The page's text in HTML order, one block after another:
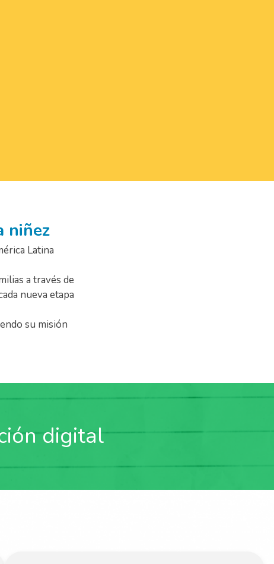
niñez
Latina
a través de
nueva etapa
su misión
digital